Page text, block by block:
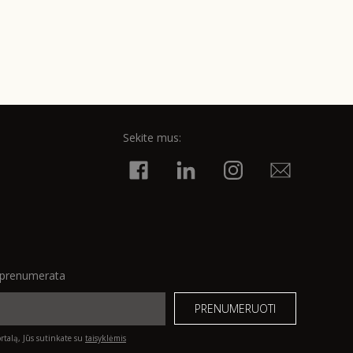
Sekite mus:
Jūs sutinkate su taisyklėmis